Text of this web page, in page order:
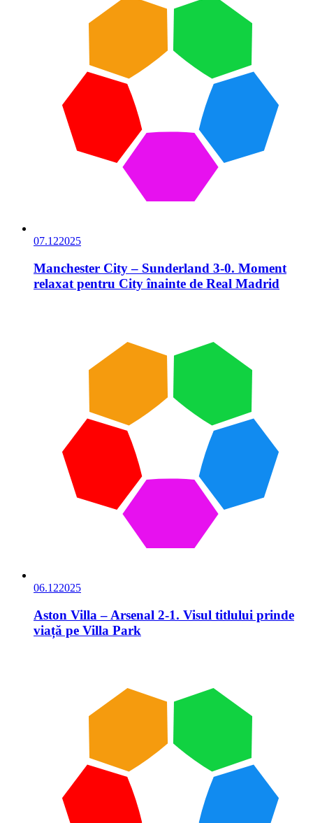
07.122025
Manchester City – Sunderland 3-0. Moment
relaxat pentru City înainte de Real Madrid
06.122025
Aston Villa – Arsenal 2-1. Visul titlului prinde
viață pe Villa Park